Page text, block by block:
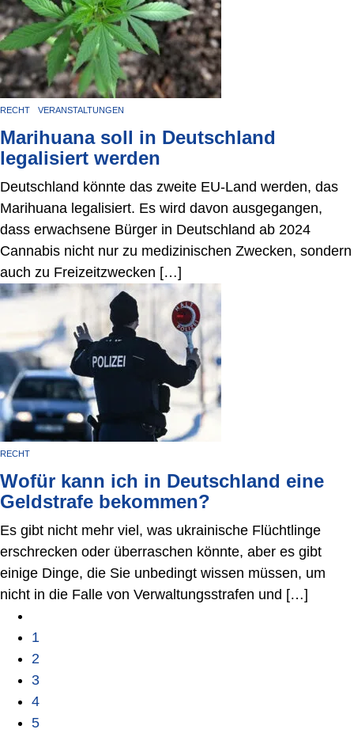
RECHT VERANSTALTUNGEN
Marihuana soll in Deutschland
legalisiert werden
Deutschland könnte das zweite EU-Land werden, das
Marihuana legalisiert. Es wird davon ausgegangen,
dass erwachsene Bürger in Deutschland ab 2024
Cannabis nicht nur zu medizinischen Zwecken, sondern
auch zu Freizeitzwecken […]
RECHT
Wofür kann ich in Deutschland eine
Geldstrafe bekommen?
Es gibt nicht mehr viel, was ukrainische Flüchtlinge
erschrecken oder überraschen könnte, aber es gibt
einige Dinge, die Sie unbedingt wissen müssen, um
nicht in die Falle von Verwaltungsstrafen und […]
1
2
3
4
5